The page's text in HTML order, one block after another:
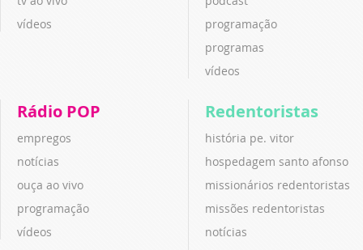
vídeos
programação
programas
vídeos
Rádio POP
empregos
notícias
ouça ao vivo
programação
vídeos
Redentoristas
história pe. vitor
hospedagem santo afonso
missionários redentoristas
missões redentoristas
notícias